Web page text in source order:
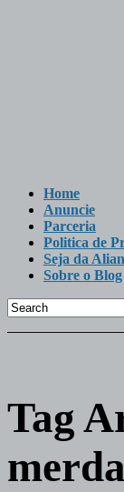
Home
Anuncie
Parceria
Politica de
Seja da
Sobre o Blog
Tag
merda